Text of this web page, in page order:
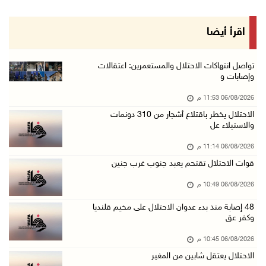
الرئيس يستقبل مجلس بلدية رام الله ويشدد على د ...
جماهير شعبنا تشيع جثمان الشهيد علاء صبيح في ت ...
الاحتلال يوسع حملات الدهم والاعتقال في قلنديا ...
06/آب/2026 08:06 م
الرئيس المصري وملك البحرين يشددان على ضرورة ت ...
رابطة العالم الإسلامي تدين تواصل انتهاكات الا ...
اليونيسف: استشهاد 300 طفل منذ وقف إطلاق النار ...
اقرأ أيضا
تواصل انتهاكات الاحتلال والمستعمرين: اعتقالات
وإصابات و
06/08/2026 11:53 م
الاحتلال يخطر باقتلاع أشجار من 310 دونمات
والاستيلاء عل
06/08/2026 11:14 م
قوات الاحتلال تقتحم يعبد جنوب غرب جنين
06/08/2026 10:49 م
48 إصابة منذ بدء عدوان الاحتلال على مخيم قلنديا
وكفر عق
06/08/2026 10:45 م
الاحتلال يعتقل شابين من المغير